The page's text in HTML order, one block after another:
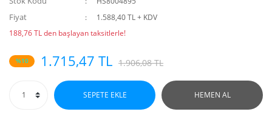
Fiyat
1.588,40 TL + KDV
188,76 TL den başlayan taksitlerle!
%10 1.715,47 TL 1.906,08 TL
SEPETE EKLE HEMEN AL